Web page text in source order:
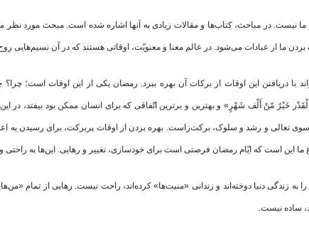
در مباحث، کتاب‌ها و مقالات زیادی به آنها اشاره شده است. مبحث مورد نظر
ما از عبادات می‌شود. در عالم معنا و معنویّت، اوقاتی هستند که در آن نسیم‌هایی
با دریافتن این اوقات از برکات آن بهره ببرد. رمضان یکی از این اوقات است؛
خَیْرٌ مّنْ أَلْف شَهْرٍ» و بهترین و برترین اتّفاقی که برای انسان ممکن بود بیفتد،
سوی تعالی و رشد و سلوک، برکت‌زاست. بهره بردن از اوقات پربرکت، برای رسیدن به
این است که ایّام رمضان فرصتی است برای خودسازی، تغییر و رهایی. این‌ها به
به زندگی دنیا دوخته‌اند و زندانی «منیت‌ها» کرده‌اند، راحت نیست. رهایی از تمام
ساده نیست.